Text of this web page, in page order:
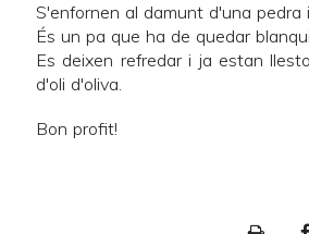
S'enfornen al damunt d'una
És un pa que ha de quedar
Es deixen refredar i ja estan
d'oli d'oliva.
Bon profit!